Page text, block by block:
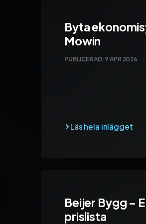
Byta
Mowin
PUBLICERAD: 9 APR 2026
Beijer Bygg –
prislista